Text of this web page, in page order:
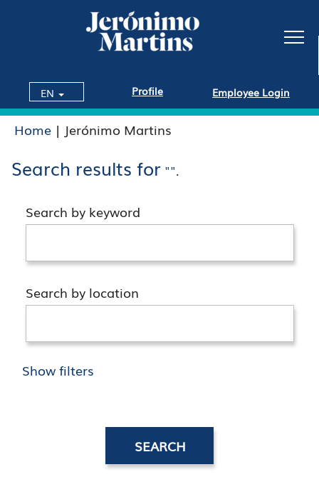
EN Profile Employee Login
Home | Jerónimo Martins
Search results for "".
Search by keyword
Search by location
Show filters